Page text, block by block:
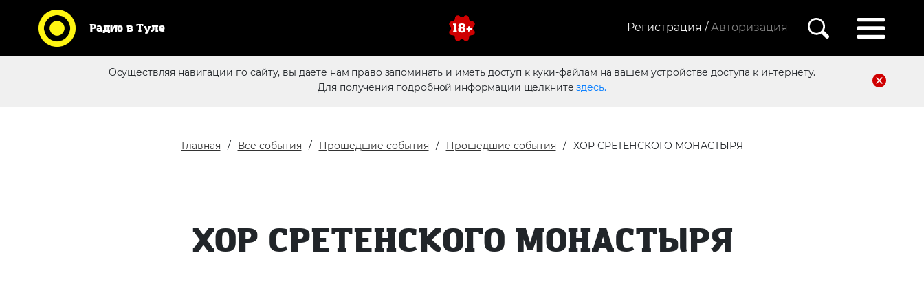
Радио в Туле Регистрация / Авторизация
Осуществляя навигации по сайту, вы даете нам право запоминать и иметь доступ к куки-файлам на вашем устройстве доступа к интернету.
Для получения подробной информации щелкнитездесь.
Кликни по логотипу любимой
станции и слушай радио
Главная Все события Прошедшие события Прошедшие события ХОР СРЕТЕНСКОГО МОНАСТЫРЯ
ХОР СРЕТЕНСКОГО МОНАСТЫРЯ